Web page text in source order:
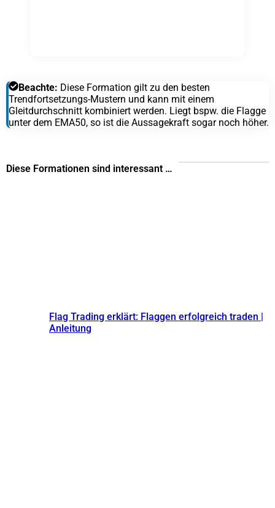
Beachte: Diese Formation gilt zu den besten
Trendfortsetzungs-Mustern und kann mit einem
Gleitdurchschnitt kombiniert werden. Liegt bspw. die Flagge
unter dem EMA50, so ist die Aussagekraft sogar noch höher.
Diese Formationen sind interessant …
Flag Trading erklärt: Flaggen erfolgreich traden |
Anleitung